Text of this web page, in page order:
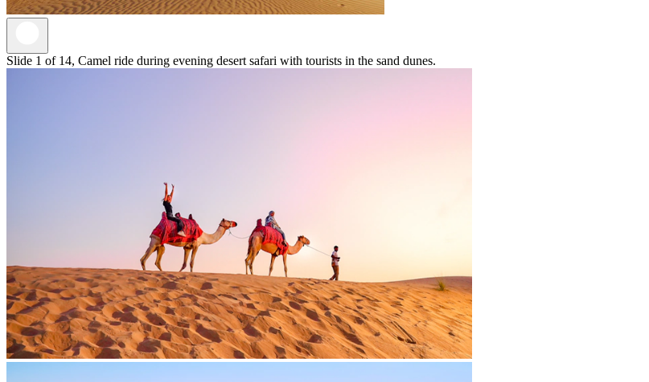
Slide 1 of 14, Camel ride during evening desert safari with tourists in the sand dunes.